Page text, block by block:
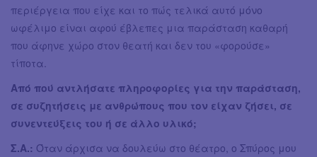
περιέργεια που είχε και το πώς τελικά αυτό μόνο
ωφέλιμο είναι αφού έβλεπες μια παράσταση καθαρή
που άφηνε χώρο στον θεατή και δεν του «φορούσε»
τίποτα.
Από πού αντλήσατε πληροφορίες για την παράσταση,
σε συζητήσεις με ανθρώπους που τον είχαν ζήσει, σε
συνεντεύξεις του ή σε άλλο υλικό;
Σ.Α.: Όταν άρχισα να δουλεύω στο θέατρο, ο Σπύρος μου